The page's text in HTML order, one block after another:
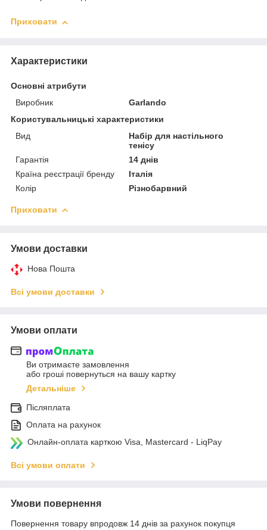
Приховати
Характеристики
Основні атрибути
Виробник
Garlando
Користувальницькі характеристики
Вид
Набір для настільного
тенісу
Гарантія
14 днів
Країна реєстрації бренду
Італія
Колір
Різнобарвний
Приховати
Умови доставки
Нова Пошта
Всі умови доставки
Умови оплати
Ви отримаєте замовлення
або гроші повернуться на вашу картку
Детальніше
Післяплата
Оплата на рахунок
Онлайн-оплата карткою Visa, Mastercard - LiqPay
Всі умови оплати
Умови повернення
Повернення товару впродовж 14 днів за рахунок покупця